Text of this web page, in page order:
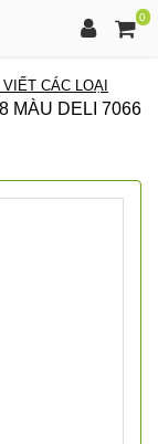
0
VIẾT CÁC LOẠI
MÀU DELI 7066